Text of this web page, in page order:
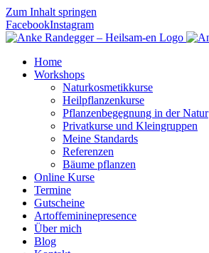
Zum Inhalt springen
FacebookInstagram
Home
Workshops
Naturkosmetikkurse
Heilpflanzenkurse
Pflanzenbegegnung in der Natur
Privatkurse und Kleingruppen
Meine Standards
Referenzen
Bäume pflanzen
Online Kurse
Termine
Gutscheine
Artoffemininepresence
Über mich
Blog